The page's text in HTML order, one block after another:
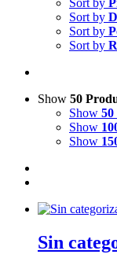
Sort by
Sort by
Sort by
Sort by
Show 50
Show 50
Show
Show
Sin